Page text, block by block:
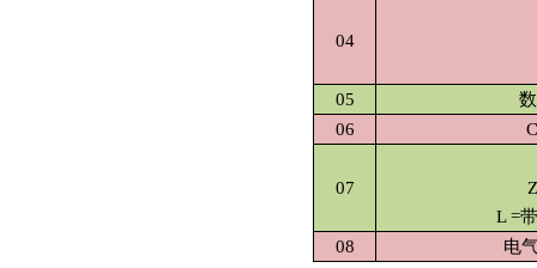
04
05
06
07
L =
08
电